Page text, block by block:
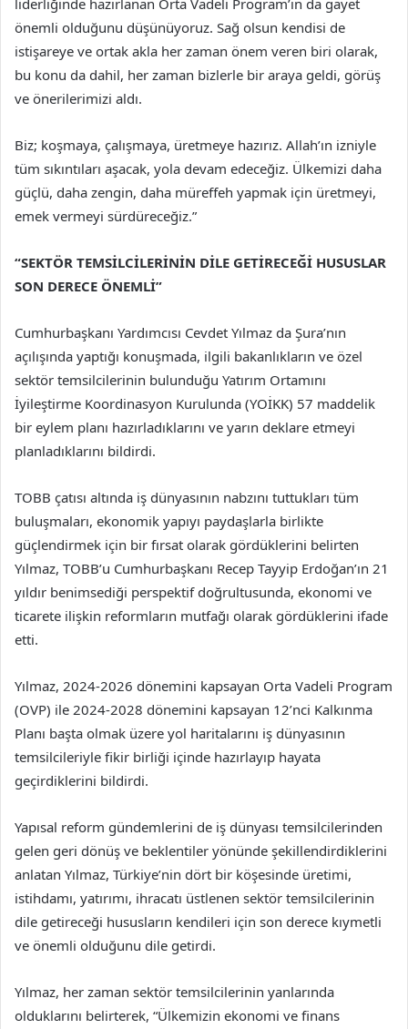
liderliğinde hazırlanan Orta Vadeli Program’ın da gayet
önemli olduğunu düşünüyoruz. Sağ olsun kendisi de
istişareye ve ortak akla her zaman önem veren biri olarak,
bu konu da dahil, her zaman bizlerle bir araya geldi, görüş
ve önerilerimizi aldı.
Biz; koşmaya, çalışmaya, üretmeye hazırız. Allah’ın izniyle
tüm sıkıntıları aşacak, yola devam edeceğiz. Ülkemizi daha
güçlü, daha zengin, daha müreffeh yapmak için üretmeyi,
emek vermeyi sürdüreceğiz.”
“SEKTÖR TEMSİLCİLERİNİN DİLE GETİRECEĞİ HUSUSLAR
SON DERECE ÖNEMLİ”
Cumhurbaşkanı Yardımcısı Cevdet Yılmaz da Şura’nın
açılışında yaptığı konuşmada, ilgili bakanlıkların ve özel
sektör temsilcilerinin bulunduğu Yatırım Ortamını
İyileştirme Koordinasyon Kurulunda (YOİKK) 57 maddelik
bir eylem planı hazırladıklarını ve yarın deklare etmeyi
planladıklarını bildirdi.
TOBB çatısı altında iş dünyasının nabzını tuttukları tüm
buluşmaları, ekonomik yapıyı paydaşlarla birlikte
güçlendirmek için bir fırsat olarak gördüklerini belirten
Yılmaz, TOBB’u Cumhurbaşkanı Recep Tayyip Erdoğan’ın 21
yıldır benimsediği perspektif doğrultusunda, ekonomi ve
ticarete ilişkin reformların mutfağı olarak gördüklerini ifade
etti.
Yılmaz, 2024-2026 dönemini kapsayan Orta Vadeli Program
(OVP) ile 2024-2028 dönemini kapsayan 12’nci Kalkınma
Planı başta olmak üzere yol haritalarını iş dünyasının
temsilcileriyle fikir birliği içinde hazırlayıp hayata
geçirdiklerini bildirdi.
Yapısal reform gündemlerini de iş dünyası temsilcilerinden
gelen geri dönüş ve beklentiler yönünde şekillendirdiklerini
anlatan Yılmaz, Türkiye’nin dört bir köşesinde üretimi,
istihdamı, yatırımı, ihracatı üstlenen sektör temsilcilerinin
dile getireceği hususların kendileri için son derece kıymetli
ve önemli olduğunu dile getirdi.
Yılmaz, her zaman sektör temsilcilerinin yanlarında
olduklarını belirterek, “Ülkemizin ekonomi ve finans